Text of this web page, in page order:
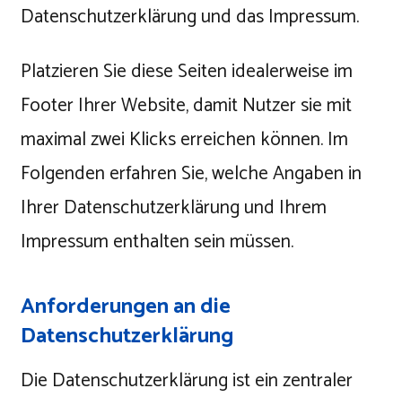
Datenschutzerklärung und das Impressum.
Platzieren Sie diese Seiten idealerweise im
Footer Ihrer Website, damit Nutzer sie mit
maximal zwei Klicks erreichen können. Im
Folgenden erfahren Sie, welche Angaben in
Ihrer Datenschutzerklärung und Ihrem
Impressum enthalten sein müssen.
Anforderungen an die
Datenschutzerklärung
Die Datenschutzerklärung ist ein zentraler